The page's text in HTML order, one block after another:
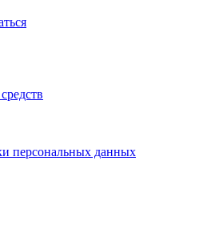
персональных данных